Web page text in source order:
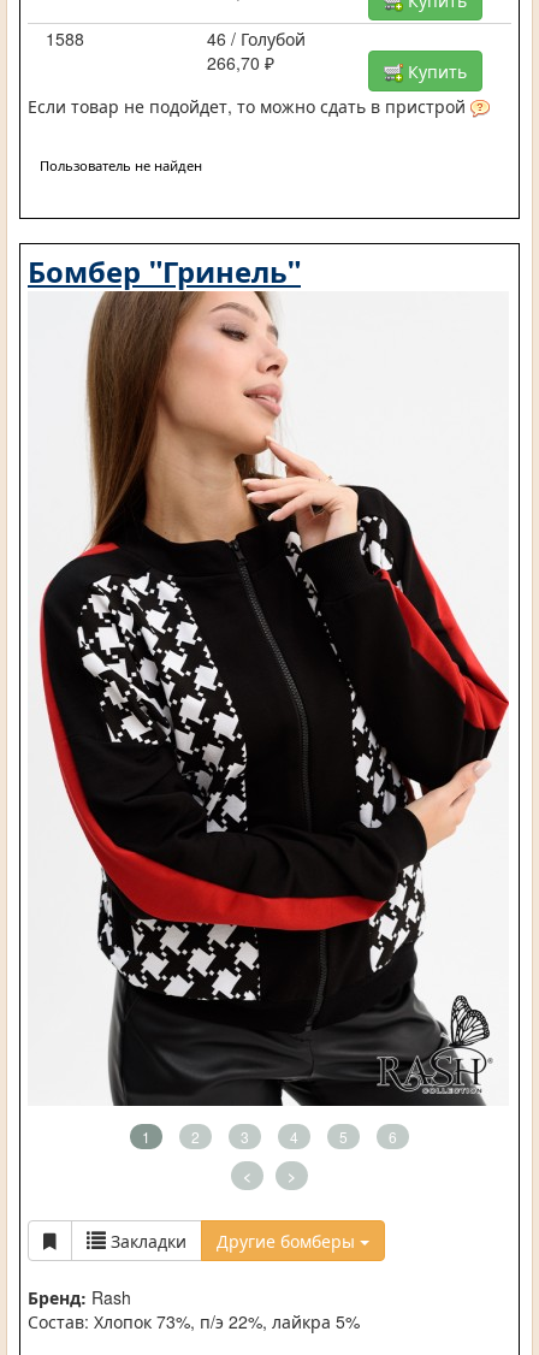
1588
46 / Голубой
266,70 ₽
Купить
Если товар не подойдет, то можно сдать в пристрой
Пользователь не найден
Бомбер "Гринель"
1 2 3 4 5 6
< >
Закладки Другие бомберы
Бренд: Rash
Состав: Хлопок 73%, п/э 22%, лайкра 5%